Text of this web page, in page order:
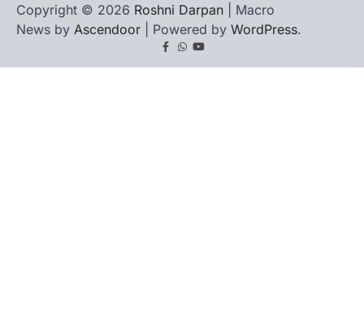
Copyright © 2026 Roshni Darpan | Macro
News by Ascendoor | Powered by WordPress.
Facebook
Whatsapp
youtube